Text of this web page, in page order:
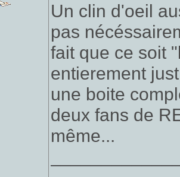
Un clin d'oeil
pas
fait que ce soit
entierement
une boite
deux fans de
même...